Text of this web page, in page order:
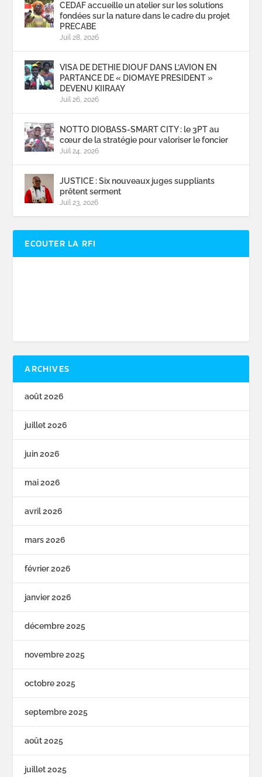
CEDAF accueille un atelier sur les solutions
fondées sur la nature dans le cadre du projet
PRECABE
Juil 28, 2026
VISA DE DETHIE DIOUF DANS L’AVION EN
PARTANCE DE « DIOMAYE PRESIDENT »
DEVENU KIIRAAY
Juil 26, 2026
NOTTO DIOBASS-SMART CITY : le 3PT au
cœur de la stratégie pour valoriser le foncier
Juil 24, 2026
JUSTICE : Six nouveaux juges suppliants
prêtent serment
Juil 23, 2026
ECOUTER LA RFI
ARCHIVES
août 2026
juillet 2026
juin 2026
mai 2026
avril 2026
mars 2026
février 2026
janvier 2026
décembre 2025
novembre 2025
octobre 2025
septembre 2025
août 2025
juillet 2025